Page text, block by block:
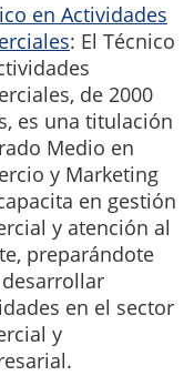
en Actividades
: El Técnico
de 2000
es una titulación
Medio en
y Marketing
en gestión
y atención al
preparándote
en el sector
y